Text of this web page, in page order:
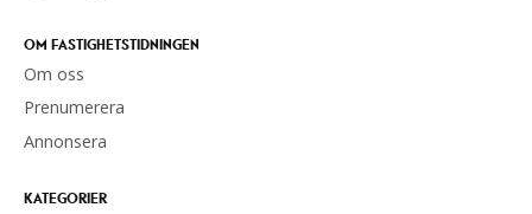
OM FASTIGHETSTIDNINGEN
Om oss
Prenumerera
Annonsera
KATEGORIER